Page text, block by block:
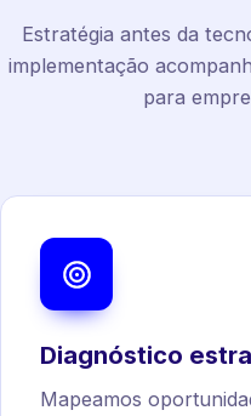
Estratégia antes da
implementação
para
Diagnóstico
Mapeamos